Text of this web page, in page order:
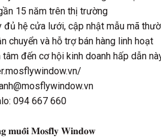
15 năm trên thị trường
đủ hệ cửa lưới, cập nhật mẫu mã
chuyển và hỗ trợ bán hàng linh hoạt
tâm đến cơ hội kinh doanh hấp dẫn
094 667 660
𝐦𝐮𝐨̂̃𝐢 𝐌𝐨𝐬𝐟𝐥𝐲 𝐖𝐢𝐧𝐝𝐨𝐰